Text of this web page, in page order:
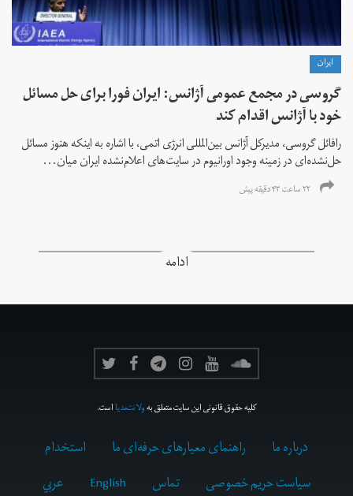
ايران
گروسی در مجمع عمومی آژانس: ایران فورا برای حل مسائل
خود با آژانس اقدام کند
رافائل گروسی، مدیرکل آژانس بین‌المللی انرژی اتمی، با اشاره به اینکه هنوز مسائل
حل‌نشده‌ای در زمینه وجود اورانیوم در سایت‌های اعلام‌نشده ایران میان...
۲۲ ساعت ۴۳ دقیقه پیش
ادامه
کلیه حقوق قانونی این سایت متعلق بهولانت‌مدیااست.
درباره ما راهنمای معیارهای حرفه‌ای ما
استخدام
سیاست حریم خصوصی
تماس English عربي